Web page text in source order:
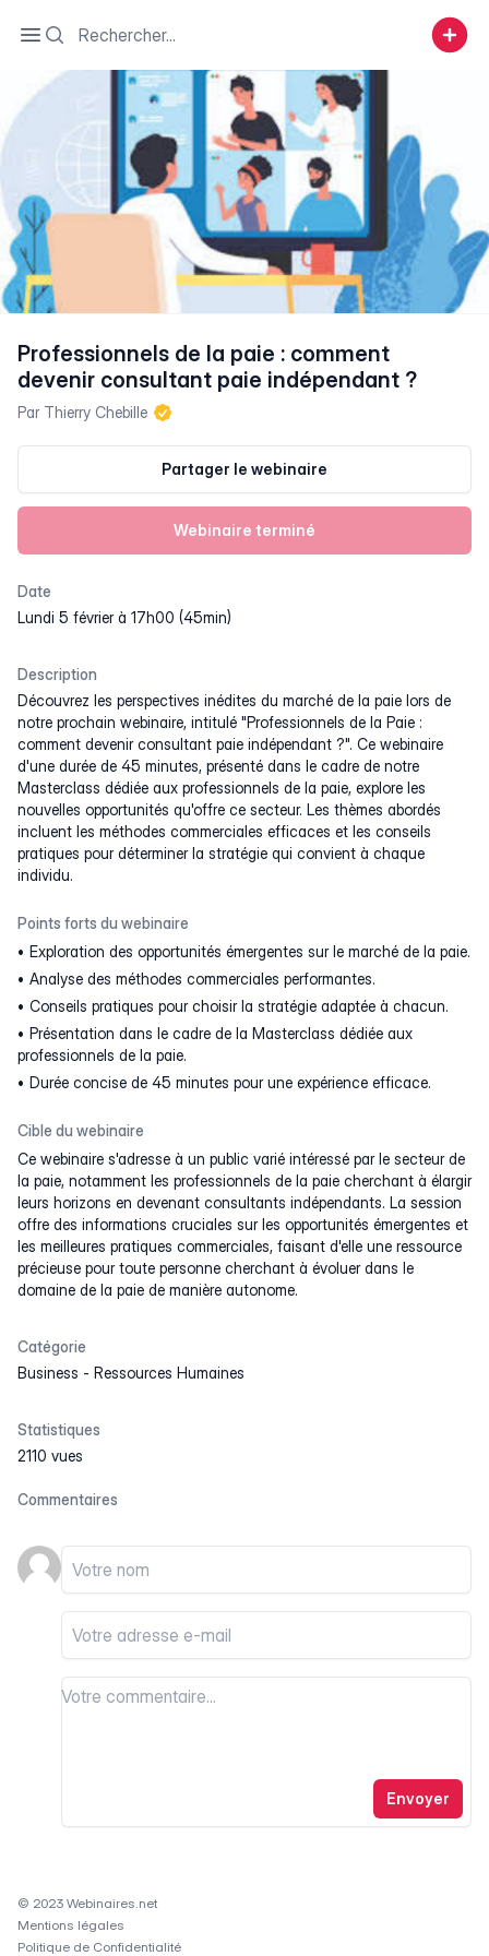
Open sidebar
Search
Professionnels de la paie : comment
devenir consultant paie indépendant ?
Par Thierry Chebille
Partager le webinaire
Webinaire terminé
Date
lundi 5 février à 17h00 (45min)
Description
Découvrez les perspectives inédites du marché de la paie lors de
notre prochain webinaire, intitulé "Professionnels de la Paie :
comment devenir consultant paie indépendant ?". Ce webinaire
d'une durée de 45 minutes, présenté dans le cadre de notre
Masterclass dédiée aux professionnels de la paie, explore les
nouvelles opportunités qu'offre ce secteur. Les thèmes abordés
incluent les méthodes commerciales efficaces et les conseils
pratiques pour déterminer la stratégie qui convient à chaque
individu.
Points forts du webinaire
Exploration des opportunités émergentes sur le marché de la paie.
Analyse des méthodes commerciales performantes.
Conseils pratiques pour choisir la stratégie adaptée à chacun.
Présentation dans le cadre de la Masterclass dédiée aux
professionnels de la paie.
Durée concise de 45 minutes pour une expérience efficace.
Cible du webinaire
Ce webinaire s'adresse à un public varié intéressé par le secteur de
la paie, notamment les professionnels de la paie cherchant à élargir
leurs horizons en devenant consultants indépendants. La session
offre des informations cruciales sur les opportunités émergentes et
les meilleures pratiques commerciales, faisant d'elle une ressource
précieuse pour toute personne cherchant à évoluer dans le
domaine de la paie de manière autonome.
Catégorie
Business - Ressources Humaines
Statistiques
2110 vues
Commentaires
Votre nom
Votre email
Votre commentaire
Votre commentaire
Envoyer
© 2023 Webinaires.net
Mentions légales
Politique de Confidentialité